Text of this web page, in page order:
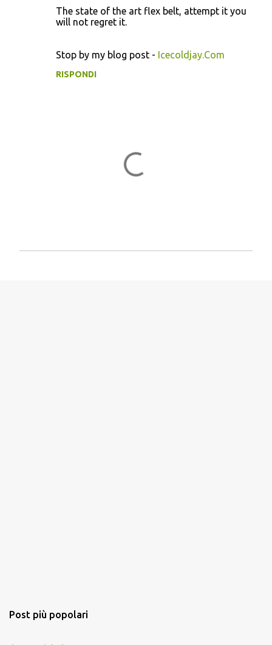
The state of the art flex belt, attempt it you
will not regret it.
Stop by my blog post - Icecoldjay.Com
RISPONDI
Post più popolari